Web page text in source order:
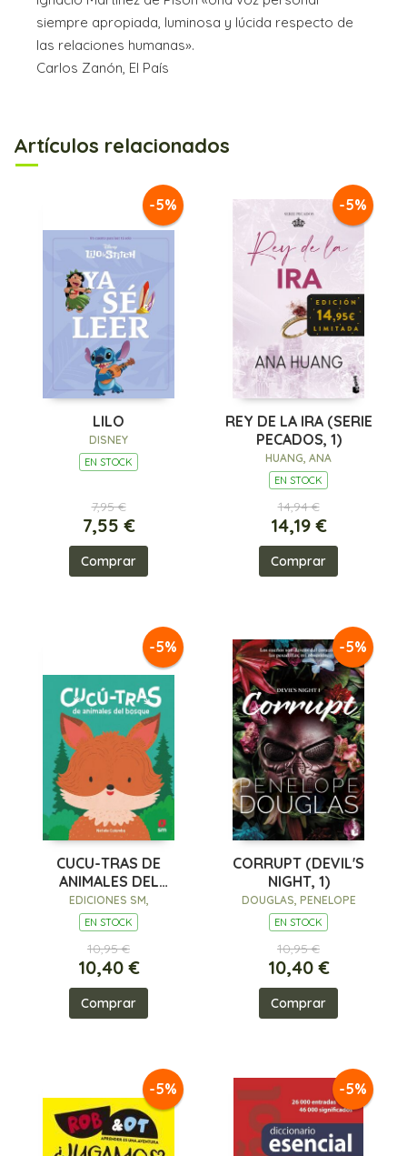
siempre apropiada, luminosa y lúcida respecto de
las relaciones humanas».
Carlos Zanón, El País
Artículos relacionados
-5%
LILO
DISNEY
EN STOCK
7,95 €
7,55 €
Comprar
-5%
REY DE LA IRA (SERIE
PECADOS, 1)
HUANG, ANA
EN STOCK
14,94 €
14,19 €
Comprar
-5%
CUCU-TRAS DE
ANIMALES DEL
BOSQUE
EDICIONES SM,
EN STOCK
10,95 €
10,40 €
Comprar
-5%
CORRUPT (DEVIL'S
NIGHT, 1)
DOUGLAS, PENELOPE
EN STOCK
10,95 €
10,40 €
Comprar
-5% -5%